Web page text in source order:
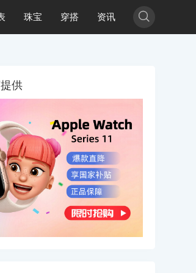
珠宝 穿搭 资讯 
供